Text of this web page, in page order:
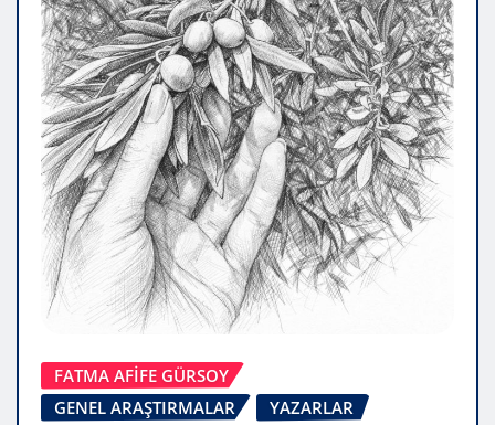
FATMA AFİFE GÜRSOY
GENEL ARAŞTIRMALAR
YAZARLAR